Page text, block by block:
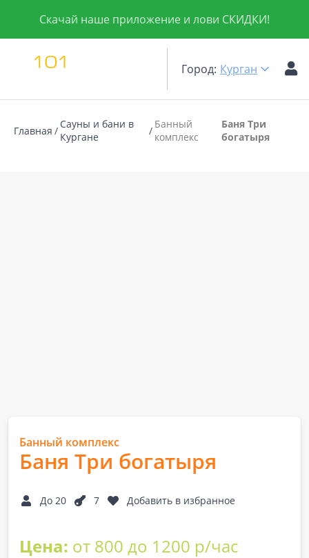
Скачай наше приложение и лови СКИДКИ!
Город: Курган
Главная
Сауны и бани в
Кургане
Банный
комплекс
Баня Три
богатыря
Банный комплекс
Баня Три богатыря
До 20 7 Добавить в избранное
Цена: от 800 до 1200 р/час